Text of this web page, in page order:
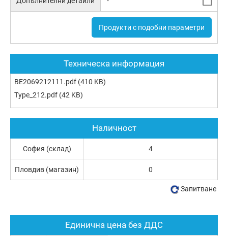
Продукти с подобни параметри
Техническа информация
BE2069212111.pdf (410 KB)
Type_212.pdf (42 KB)
Единична цена без ДДС
Наличност
София (склад) 4
Пловдив (магазин) 0
Запитване